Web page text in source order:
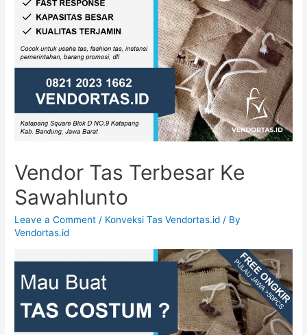
Vendor Tas Terbesar Ke
Sawahlunto
Leave a Comment / Konveksi Tas Vendortas.id / By
Vendortas.id